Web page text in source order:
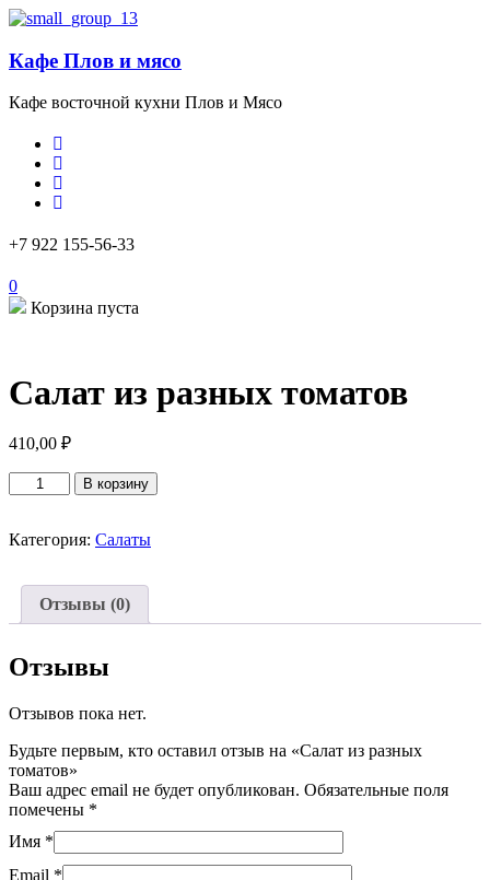
Кафе Плов и мясо
Кафе восточной кухни Плов и Мясо
+7 922 155-56-33
0
Корзина пуста
Салат из разных томатов
410,00 ₽
Количество
товара
из
В корзину
Категория: Салаты
Отзывы (0)
Отзывы
Отзывов пока нет.
Будьте первым, кто оставил отзыв на «Салат из разных
томатов»
Ваш адрес email не будет опубликован. Обязательные поля
помечены *
Имя *
Email *